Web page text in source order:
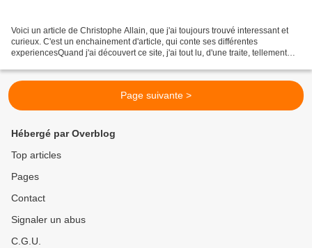
Voici un article de Christophe Allain, que j'ai toujours trouvé interessant et
curieux. C'est un enchainement d'article, qui conte ses différentes
experiencesQuand j'ai découvert ce site, j'ai tout lu, d'une traite, tellement
Page suivante >
Hébergé par Overblog
Top articles
Pages
Contact
Signaler un abus
C.G.U.